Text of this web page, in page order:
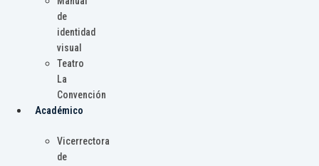
de
identidad
visual
Teatro
La
Convención
Académico
Vicerrectora
de